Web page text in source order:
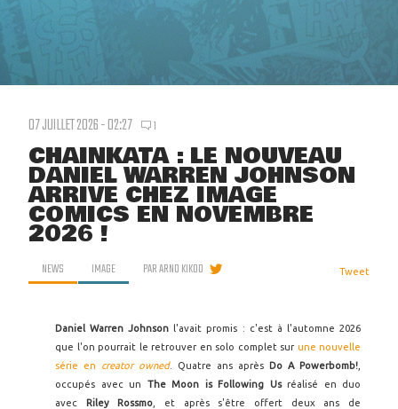
07 JUILLET 2026 - 02:27 1
CHAINKATA : LE NOUVEAU
DANIEL WARREN JOHNSON
ARRIVE CHEZ IMAGE
COMICS EN NOVEMBRE
2026 !
NEWS IMAGE PARARNO KIKOO Tweet
Daniel Warren Johnson l'avait promis : c'est à l'automne 2026
que l'on pourrait le retrouver en solo complet sur une nouvelle
série en creator owned. Quatre ans après Do A Powerbomb!
occupés avec un The Moon is Following Us réalisé en duo
avec
Riley Rossmo , et après s'être offert deux ans de